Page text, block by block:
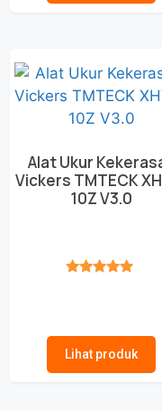
Alat Ukur
Vickers TMTECK
10Z V3.0
Lihat produk